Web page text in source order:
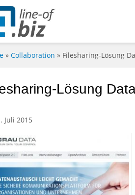
» Collaboration » Filesharing-Lösung
Lösung
Juli 2015